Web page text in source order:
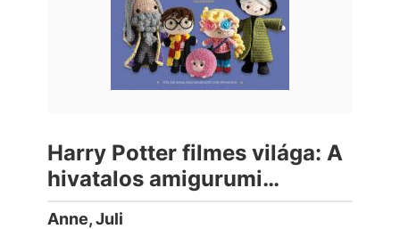
Harry Potter filmes világa: A
hivatalos amigurumi
horgolókönyv
Anne, Juli